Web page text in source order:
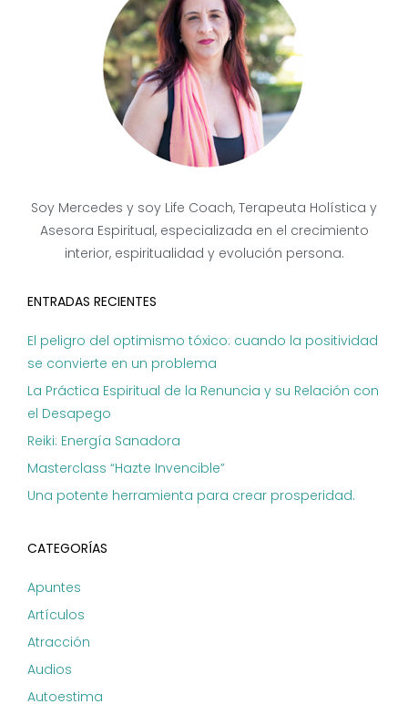
Soy Mercedes y soy Life Coach, Terapeuta Holística y
Asesora Espiritual, especializada en el crecimiento
interior, espiritualidad y evolución persona.
ENTRADAS RECIENTES
El peligro del optimismo tóxico: cuando la positividad
se convierte en un problema
La Práctica Espiritual de la Renuncia y su Relación con
el Desapego
Reiki: Energía Sanadora
Masterclass “Hazte Invencible”
Una potente herramienta para crear prosperidad.
CATEGORÍAS
Apuntes
Artículos
Atracción
Audios
Autoestima